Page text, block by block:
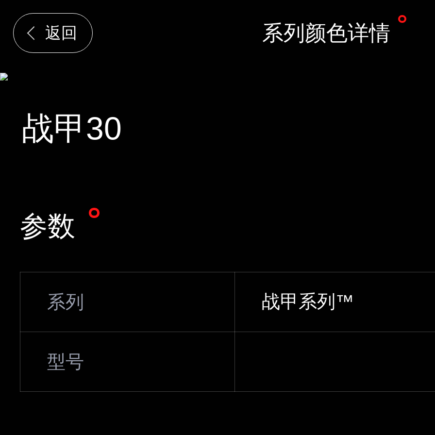
返回 系列颜色详情
战甲30
参数
系列 战甲系列™
型号